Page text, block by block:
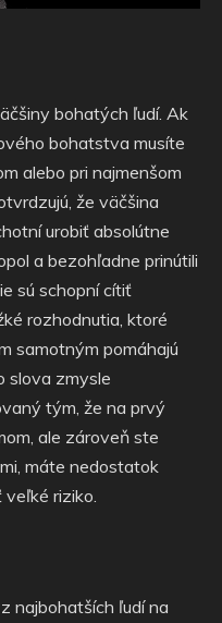
bohatých ľudí. Ak
bohatstva musíte
alebo pri najmenšom
že väčšina
urobiť absolútne
a bezohľadne prinútili
sú schopní cítiť
rozhodnutia, ktoré
samotným pomáhajú
slova zmysle
tým, že na prvý
ale zároveň ste
máte nedostatok
riziko.
najbohatších ľudí na